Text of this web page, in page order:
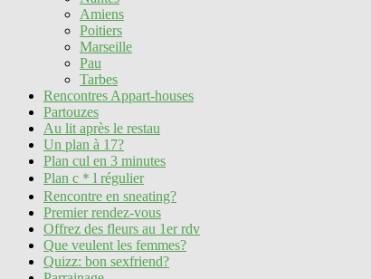
Amiens
Poitiers
Marseille
Pau
Tarbes
Rencontres Appart-houses
Partouzes
Au lit après le restau
Un plan à 17?
Plan cul en 3 minutes
Plan c＊l régulier
Rencontre en sneating?
Premier rendez-vous
Offrez des fleurs au 1er rdv
Que veulent les femmes?
Quizz: bon sexfriend?